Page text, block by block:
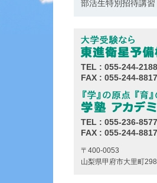
部活生特別招待講習
TEL : 055-244-2188
FAX : 055-244-8817
TEL : 055-236-8577
FAX : 055-244-8817
〒400-0053
山梨県甲府市大里町